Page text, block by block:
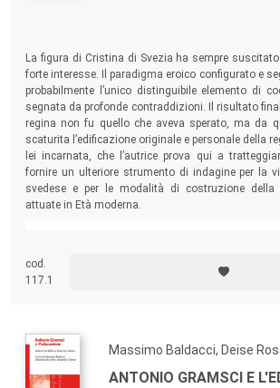
La figura di Cristina di Svezia ha sempre
forte interesse. Il paradigma eroico configurato e
probabilmente l’unico distinguibile elemento di
segnata da profonde contraddizioni. Il risultato
regina non fu quello che aveva sperato, ma da
scaturita l’edificazione originale e personale della
lei incarnata, che l’autrice prova qui a
fornire un ulteriore strumento di indagine per la
svedese e per le modalità di costruzione della
attuate in Età moderna.
cod.
117.1
Massimo Baldacci, Deise
ANTONIO GRAMSCI E